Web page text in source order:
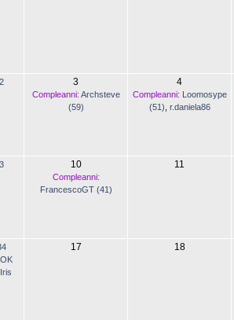
3
Compleanni: Archsteve
(59)
4
Compleanni: Loomosype
(51) r.daniela86
10
Compleanni:
FrancescoGT (41)
11
Iris
17 18